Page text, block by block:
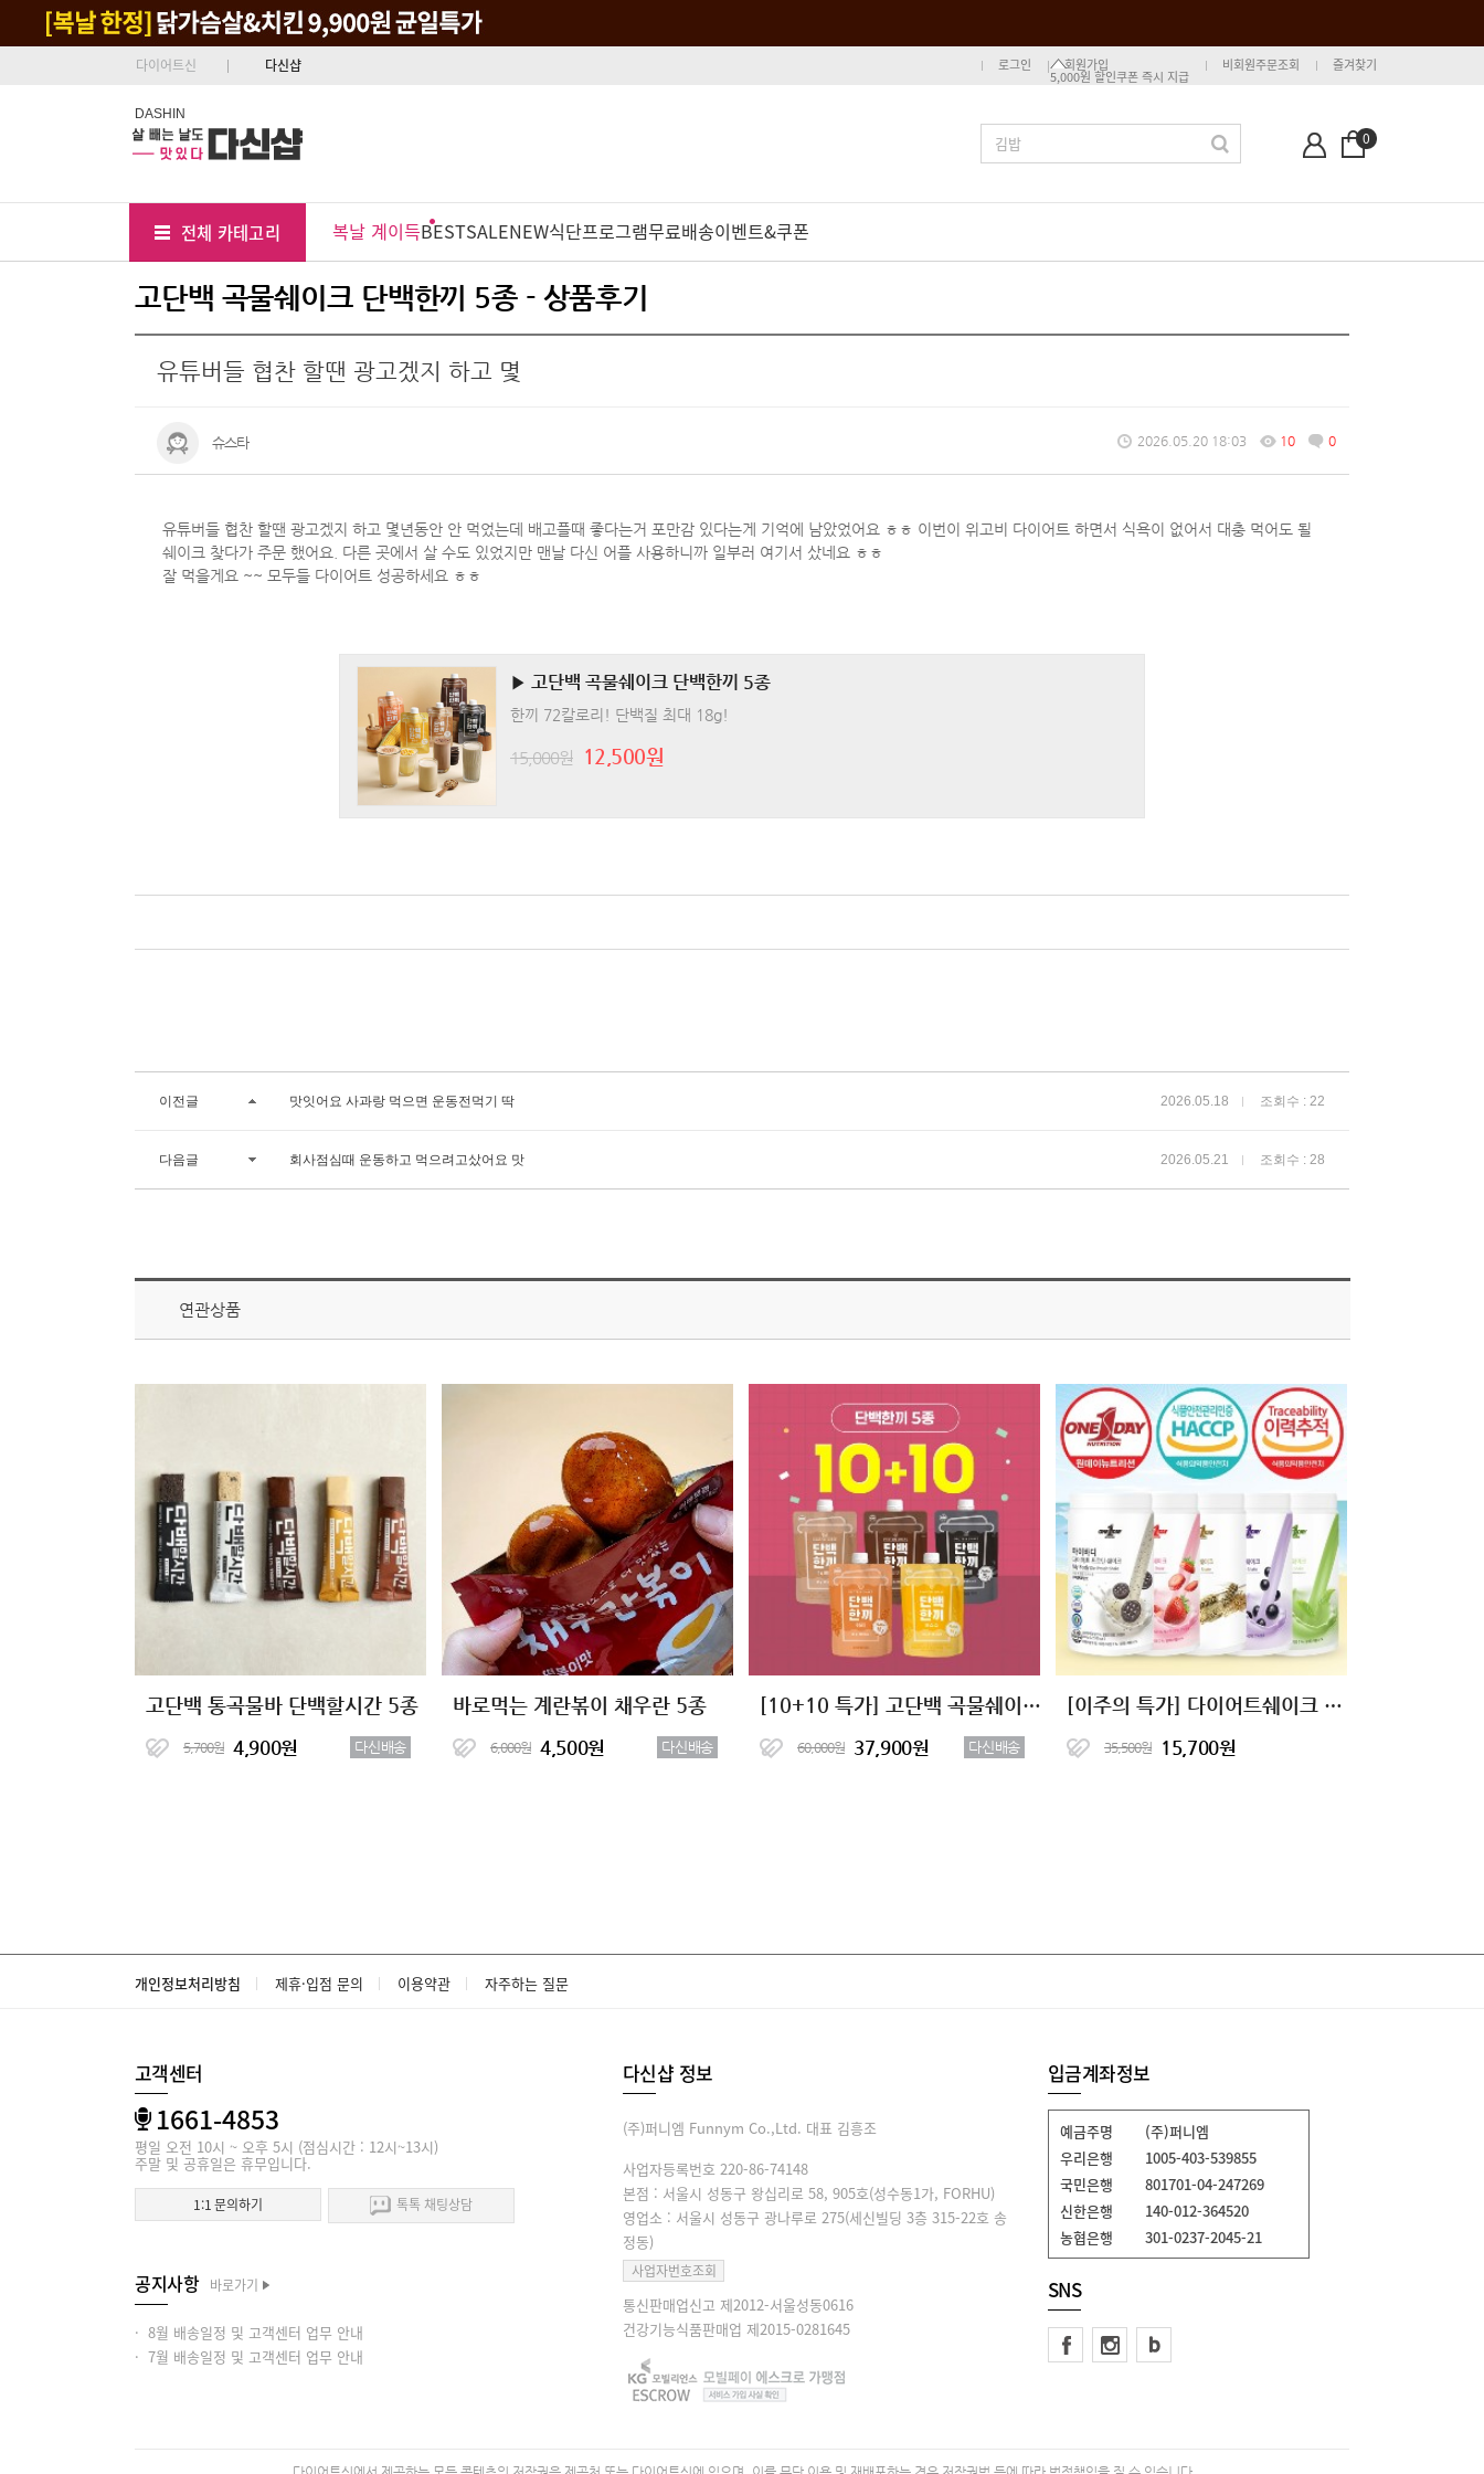
다이어트신 다신샵 로그인 회원가입
5,000원 할인쿠폰 즉시 지급
비회원주문조회 즐겨찾기
DASHIN
0
전체 카테고리 복날 계이득BESTSALENEW식단프로그램무료배송이벤트&쿠폰
고단백 곡물쉐이크 단백한끼 5종 - 상품후기
유튜버들 협찬 할땐 광고겠지 하고 몇
슈스타 2026.05.20 18:03 10 0
유튜버들 협찬 할땐 광고겠지 하고 몇년동안 안 먹었는데 배고플때 좋다는거 포만감 있다는게 기억에 남았었어요 ㅎㅎ 이번이 위고비 다이어트 하면서 식욕이 없어서 대충 먹어도 될
쉐이크 찾다가 주문 했어요. 다른 곳에서 살 수도 있었지만 맨날 다신 어플 사용하니까 일부러 여기서 샀네요 ㅎㅎ
잘 먹을게요 ~~ 모두들 다이어트 성공하세요 ㅎㅎ
▶ 고단백 곡물쉐이크 단백한끼 5종
한끼 72칼로리! 단백질 최대 18g!
15,000원 12,500원
이전글 맛잇어요 사과랑 먹으면 운동전먹기 딱 2026.05.18 조회수 : 22
다음글 회사점심때 운동하고 먹으려고샀어요 맛 2026.05.21 조회수 : 28
연관상품
고단백 통곡물바 단백할시간 5종
5,700원 4,900원 다신배송
바로먹는 계란볶이 채우란 5종
6,000원 4,500원 다신배송
[10+10 특가] 고단백 곡물쉐이크 단백한끼 5종 골라담기
60,000원 37,900원 다신배송
[이주의 특가] 다이어트쉐이크 마이바디 프로틴 19종
35,500원 15,700원
개인정보처리방침 제휴·입점 문의 이용약관 자주하는 질문
고객센터
1661-4853
평일 오전 10시 ~ 오후 5시 (점심시간 : 12시~13시)
주말 및 공휴일은 휴무입니다.
1:1 문의하기 톡톡 채팅상담
공지사항 바로가기
· 8월 배송일정 및 고객센터 업무 안내
· 7월 배송일정 및 고객센터 업무 안내
다신샵 정보
(주)퍼니엠 Funnym Co.,Ltd. 대표 김흥조
사업자등록번호 220-86-74148
본점 : 서울시 성동구 왕십리로 58, 905호(성수동1가, FORHU)
영업소 : 서울시 성동구 광나루로 275(세신빌딩 3층 315-22호 송
정동)
사업자번호조회
통신판매업신고 제2012-서울성동0616
건강기능식품판매업 제2015-0281645
입금계좌정보
예금주명
(주)퍼니엠
우리은행
1005-403-539855
국민은행
801701-04-247269
신한은행
140-012-364520
농협은행
301-0237-2045-21
SNS